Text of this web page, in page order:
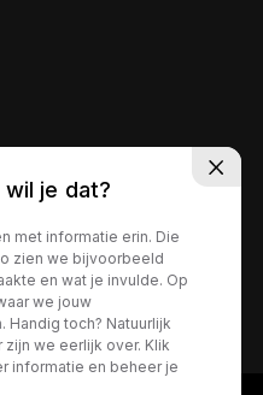
je dat?
met informatie erin. Die
zien we bijvoorbeeld
en wat je invulde. Op
we jouw
toch? Natuurlijk
we eerlijk over. Klik
informatie en beheer je